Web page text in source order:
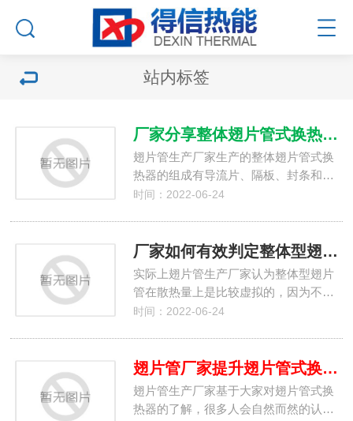
站内标签
厂家分享整体翅片管式换热器具体有哪些特点
翅片管生产厂家生产的整体翅片管式换
热器的组成有导流片、隔板、封条和…
时间：2022-06-24
厂家如何有效判定整体型翅片管的散热量
实际上翅片管生产厂家认为整体型翅片
管在散热量上是比较虚拟的，因为不…
时间：2022-06-24
翅片管厂家提升翅片管式换热器传热系统的三种方式
翅片管生产厂家基于大家对翅片管式换
热器的了解，很多人会自然而然的认…